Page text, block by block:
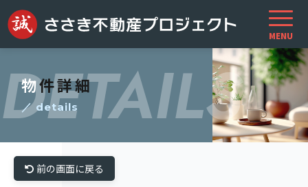
物件詳細
／ details
DETAILS
前の画面に戻る